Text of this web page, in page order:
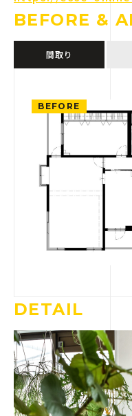
BEFORE &
間取り
BEFORE
DETAIL